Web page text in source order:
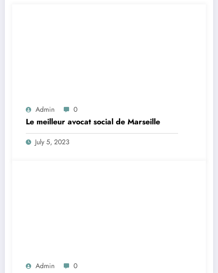
Admin 0
Le meilleur avocat social de Marseille
July 5, 2023
Admin 0